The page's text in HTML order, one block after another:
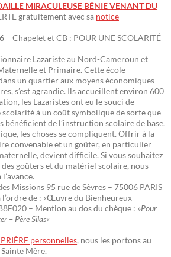
MIRACULEUSE BÉNIE VENANT DU
gratuitement avec sa notice
– Chapelet et CB : POUR UNE SCOLARITÉ
Lazariste au Nord-Cameroun et
et Primaire. Cette école
un quartier aux moyens économiques
s’est agrandie. Ils accueillent environ 600
les Lazaristes ont eu le souci de
à un coût symbolique de sorte que
bénéficient de l’instruction scolaire de base.
les choses se compliquent. Offrir à la
convenable et un goûter, en particulier
devient difficile. Si vous souhaitez
des goûters et du matériel scolaire, nous
Missions 95 rue de Sèvres – 75006 PARIS
l’ordre de : «Œuvre du Bienheureux
– Mention au dos du chèque : »Pour
– Père Silas«
personnelles, nous les portons au
Mère.